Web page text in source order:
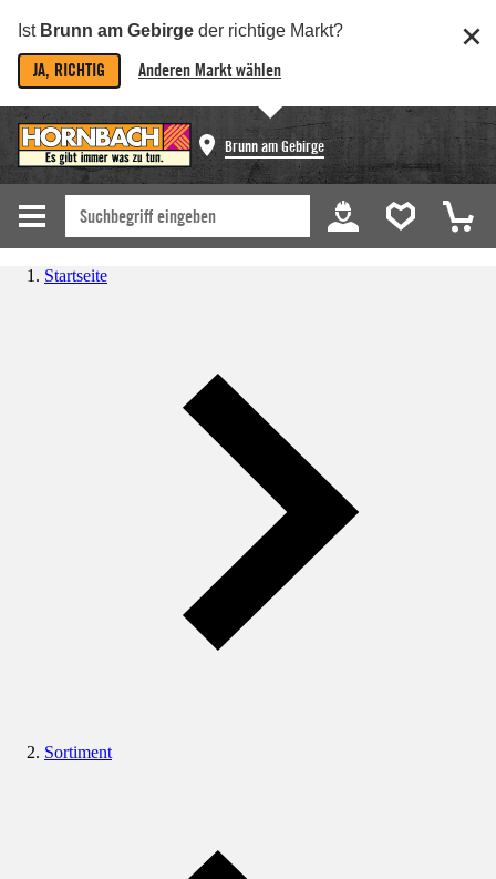
Ist Brunn am Gebirge der richtige Markt?
JA, RICHTIG Anderen Markt wählen
Brunn am Gebirge
Startseite
Sortiment